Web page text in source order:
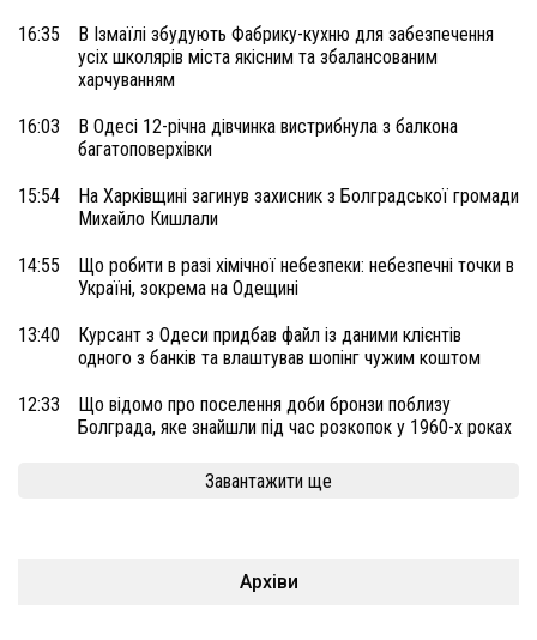
16:35
В Ізмаїлі збудують Фабрику-кухню для забезпечення
усіх школярів міста якісним та збалансованим
харчуванням
16:03
В Одесі 12-річна дівчинка вистрибнула з балкона
багатоповерхівки
15:54
На Харківщині загинув захисник з Болградської громади
Михайло Кишлали
14:55
Що робити в разі хімічної небезпеки: небезпечні точки в
Україні, зокрема на Одещині
13:40
Курсант з Одеси придбав файл із даними клієнтів
одного з банків та влаштував шопінг чужим коштом
12:33
Що відомо про поселення доби бронзи поблизу
Болграда, яке знайшли під час розкопок у 1960-х роках
Завантажити ще
Архіви